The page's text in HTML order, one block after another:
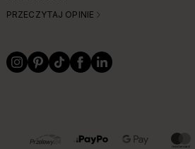
PRZECZYTAJ OPINIE
OBSŁUGIWANE FORMY PŁATNOŚCI I DOSTAWY